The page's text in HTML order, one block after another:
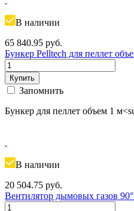
В наличии
65 840.95 руб.
Бункер Pelltech для пеллет
Купить
Запомнить
Бункер для пеллет объем 1
В наличии
20 504.75 руб.
Вентилятор дымовых газов